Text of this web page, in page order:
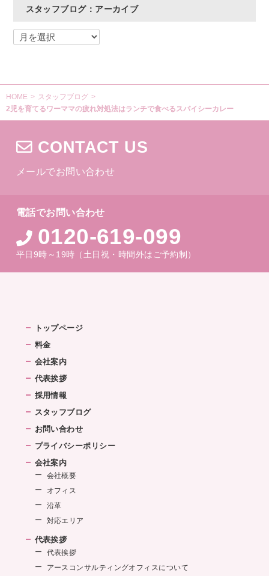
スタッフブログ：アーカイブ
HOME > スタッフブログ >
2児を育てるワーママの疲れ対処法はランチで食べるスパイシーカレー
CONTACT US
メールでお問い合わせ
電話でお問い合わせ
0120-619-099
平日9時～19時（土日祝・時間外はご予約制）
トップページ
料金
会社案内
代表挨拶
採用情報
スタッフブログ
お問い合わせ
プライバシーポリシー
会社案内
会社概要
オフィス
沿革
対応エリア
代表挨拶
代表挨拶
アースコンサルティングオフィスについて